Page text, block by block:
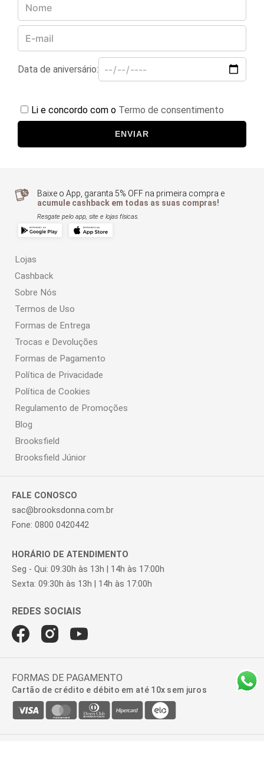
Data de aniversário:
Li e concordo com o Termo de consentimento
ENVIAR
Baixe o App, garanta 5% OFF na primeira compra e
acumule cashback em todas as suas compras!
Resgate pelo app, site e lojas físicas.
Lojas
Cashback
Sobre Nós
Termos de Uso
Formas de Entrega
Trocas e Devoluções
Formas de Pagamento
Política de Privacidade
Política de Cookies
Regulamento de Promoções
Blog
Brooksfield
Brooksfield Júnior
FALE CONOSCO
sac@brooksdonna.com.br
Fone: 0800 0420442
HORÁRIO DE ATENDIMENTO
Seg - Qui: 09:30h às 13h | 14h às 17:00h
Sexta: 09:30h às 13h | 14h às 17:00h
FORMAS DE PAGAMENTO
Cartão de crédito e débito em até 10x sem juros